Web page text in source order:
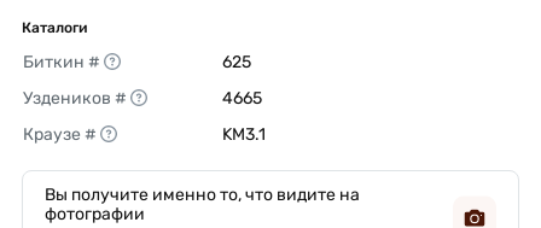
Каталоги
Биткин #
625
Уздеников #
4665
Краузе #
KM3.1
Вы получите именно то, что видите на
фотографии